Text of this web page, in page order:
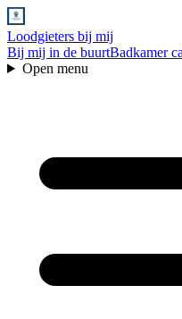
Loodgieters bij mij
Bij mij in de buurtBadkamer
Open menu